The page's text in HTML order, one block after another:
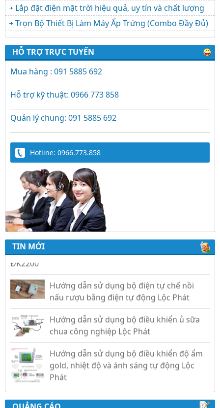
Lắp đặt điện mặt trời hiệu quả, uy tín và chất lượng
Trọn Bộ Thiết Bị Làm Máy Ấp Trứng (Combo Đầy Đủ)
HỖ TRỢ TRỰC TUYẾN
Mua hàng : 091 5885 692
Hỗ trợ kỹ thuật: 0966 773 858
Quản lý chung: 091 5885 692
Hotline: 0966.773.858
TIN MỚI
Trứng Giả Lộc Phát Có Nước - Giải Pháp Ấp
Hiệu Quả Cho Gà, Vịt, Bồ Câu
Video hướng dẫn cài đặt bộ điều khiển ấp
trứng Lộc Phát ĐK880, DK2200, ĐKMACN,
ĐK2200
Hướng dẫn sử dụng bộ điều khiển ủ sữa
chua công nghiệp Lộc Phát
Hướng dẫn sử dụng bộ điều khiển độ ẩm
gold, nhiệt độ và ánh sáng tự động Lộc
Phát